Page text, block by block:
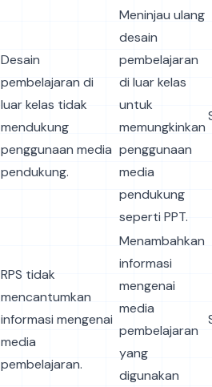
Desain
pembelajaran di
luar kelas tidak
mendukung
penggunaan media
pendukung.
Meninjau ulang
desain
pembelajaran
di luar kelas
untuk
memungkinkan
penggunaan
media
pendukung
seperti PPT.
RPS tidak
mencantumkan
informasi mengenai
media
pembelajaran.
Menambahkan
informasi
mengenai
media
pembelajaran
yang
digunakan